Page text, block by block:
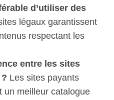
d’utiliser des
légaux garantissent
respectant les
entre les sites
Les sites payants
un meilleur catalogue